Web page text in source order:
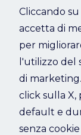
Cliccando
accetta di
per
l'utilizzo del
di
click sulla X,
default e
senza